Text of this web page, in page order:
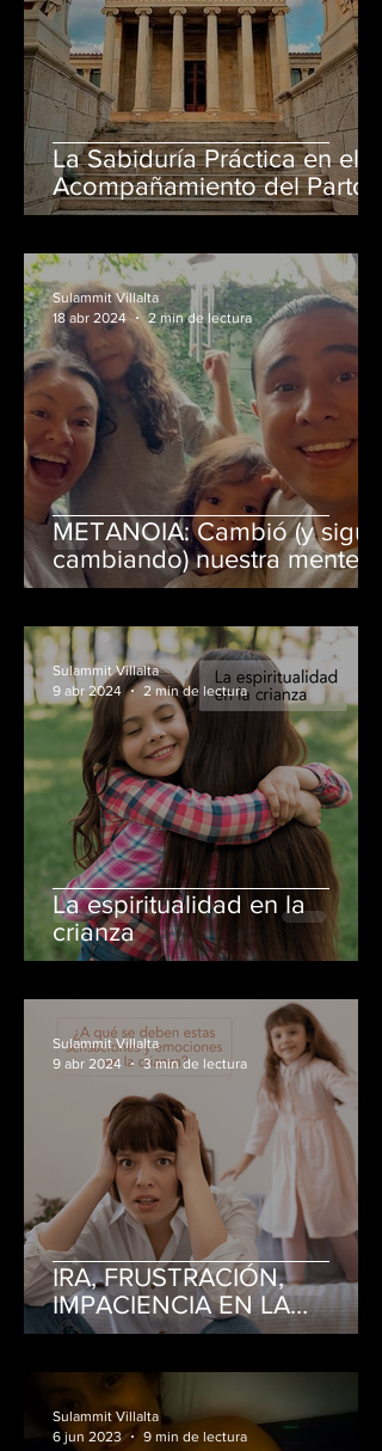
La Sabiduría Práctica en el
Acompañamiento del Parto
en casa El Salvador:
Más Allá de la Academia
METANOIA: Cambió (y sigue
cambiando) nuestra mente,
corazón y espíritu.
nuestra forma de pensar,
sentir y actuar.
Sulammit Villalta
18 abr 2024
2 min de lectura
La espiritualidad en la
crianza
Sulammit Villalta
9 abr 2024
2 min de lectura
IRA, FRUSTRACIÓN,
IMPACIENCIA EN LA
CRIANZA
Sulammit Villalta
9 abr 2024
3 min de lectura
Sulammit Villalta
6 jun 2023
9 min de lectura